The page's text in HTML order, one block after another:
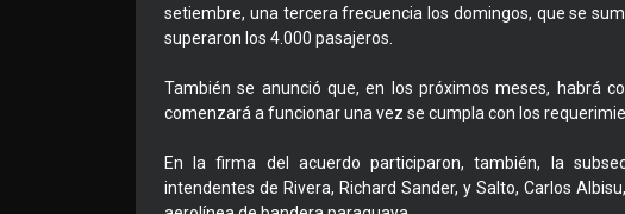
setiembre, una tercera frecuencia los domingos, que se
superaron los 4.000 pasajeros.
También se anunció que, en los próximos meses, habrá
comenzará a funcionar una vez se cumpla con los
En la firma del acuerdo participaron, también, la
intendentes de Rivera, Richard Sander, y Salto, Carlos